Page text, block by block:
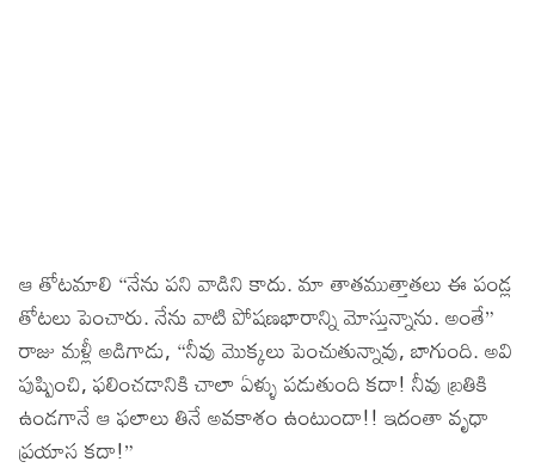
ఆ తోటమాలి “నేను పని వాడిని కాదు. మా తాతముత్తాతలు ఈ పండ్ల
తోటలు పెంచారు. నేను వాటి పోషణభారాన్ని మోస్తున్నాను. అంతే”
రాజు మళ్లీ అడిగాడు, “నీవు మొక్కలు పెంచుతున్నావు, బాగుంది. అవి
పుష్పించి, ఫలించడానికి చాలా ఏళ్ళు పడుతుంది కదా! నీవు బ్రతికి
ఉండగానే ఆ ఫలాలు తినే అవకాశం ఉంటుందా!! ఇదంతా వృధా
ప్రయాస కదా!”